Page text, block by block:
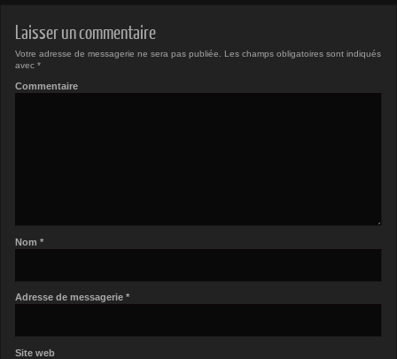
Laisser un commentaire
Votre adresse de messagerie ne sera pas publiée.
Les champs obligatoires sont indiqués
avec*
Commentaire
Nom*
Adresse de messagerie*
Site web